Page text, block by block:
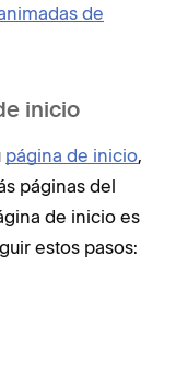
de
inicio
página de inicio,
páginas del
de inicio es
estos pasos: